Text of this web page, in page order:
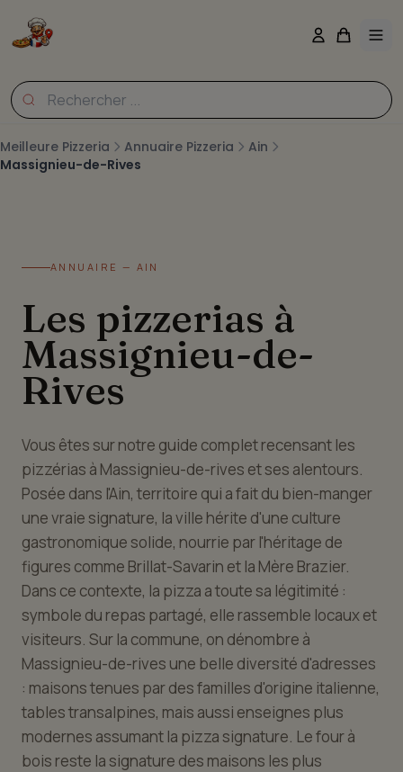
Meilleure Pizzeria Annuaire Pizzeria
Ain
Massignieu-de-Rives
ANNUAIRE — AIN
Les pizzerias à
Massignieu-de-
Rives
Vous êtes sur notre guide complet recensant les
pizzérias à Massignieu-de-rives et ses alentours.
Posée dans l'Ain, territoire qui a fait du bien-manger
une vraie signature, la ville hérite d'une culture
gastronomique solide, nourrie par l'héritage de
figures comme Brillat-Savarin et la Mère Brazier.
Dans ce contexte, la pizza a toute sa légitimité :
symbole du repas partagé, elle rassemble locaux et
visiteurs. Sur la commune, on dénombre à
Massignieu-de-rives une belle diversité d'adresses
: maisons tenues par des familles d'origine italienne,
tables transalpines, mais aussi enseignes plus
modernes assumant la pizza signature. Le four à
bois reste la signature des maisons les plus